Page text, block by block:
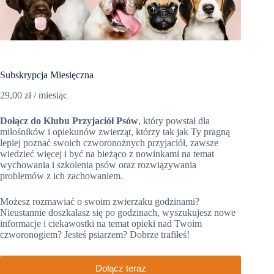
Subskrypcja Miesięczna
29,00 zł / miesiąc
Dołącz do Klubu Przyjaciół Psów, który powstał dla
miłośników i opiekunów zwierząt, którzy tak jak Ty pragną
lepiej poznać swoich czworonożnych przyjaciół, zawsze
wiedzieć więcej i być na bieżąco z nowinkami na temat
wychowania i szkolenia psów oraz rozwiązywania
problemów z ich zachowaniem.
Możesz rozmawiać o swoim zwierzaku godzinami?
Nieustannie doszkalasz się po godzinach, wyszukujesz nowe
informacje i ciekawostki na temat opieki nad Twoim
czworonogiem? Jesteś psiarzem? Dobrze trafiłeś!
Dołącz teraz